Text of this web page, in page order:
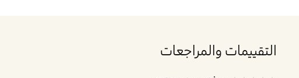
التقييمات والمراجعات